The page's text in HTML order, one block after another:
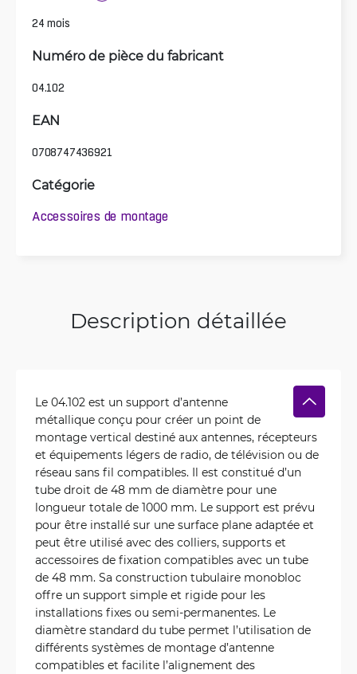
24 mois
Numéro de pièce du fabricant
04.102
EAN
0708747436921
Catégorie
Accessoires de montage
Description détaillée
Le 04.102 est un support d’antenne
métallique conçu pour créer un point de
montage vertical destiné aux antennes, récepteurs
et équipements légers de radio, de télévision ou de
réseau sans fil compatibles. Il est constitué d’un
tube droit de 48 mm de diamètre pour une
longueur totale de 1000 mm. Le support est prévu
pour être installé sur une surface plane adaptée et
peut être utilisé avec des colliers, supports et
accessoires de fixation compatibles avec un tube
de 48 mm. Sa construction tubulaire monobloc
offre un support simple et rigide pour les
installations fixes ou semi-permanentes. Le
diamètre standard du tube permet l’utilisation de
différents systèmes de montage d’antenne
compatibles et facilite l’alignement des